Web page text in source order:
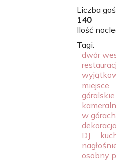
Liczba
140
Ilość
Tagi:
dwór
miejsce
góralskie
w górach
DJ
osobny